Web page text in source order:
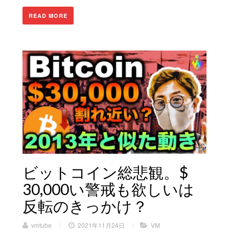
READ MORE
ビットコイン総悲観。$
30,000い警戒も欲しいは
反転のきっかけ？
vmtube / 2021年11月24日 / VM